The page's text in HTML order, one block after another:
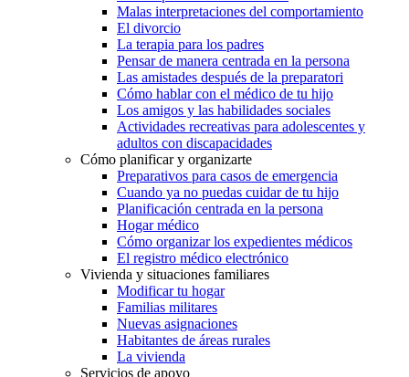
Malas interpretaciones del comportamiento
El divorcio
La terapia para los padres
Pensar de manera centrada en la persona
Las amistades después de la preparatori
Cómo hablar con el médico de tu hijo
Los amigos y las habilidades sociales
Actividades recreativas para adolescentes y
adultos con discapacidades
Cómo planificar y organizarte
Preparativos para casos de emergencia
Cuando ya no puedas cuidar de tu hijo
Planificación centrada en la persona
Hogar médico
Cómo organizar los expedientes médicos
El registro médico electrónico
Vivienda y situaciones familiares
Modificar tu hogar
Familias militares
Nuevas asignaciones
Habitantes de áreas rurales
La vivienda
Servicios de apoyo